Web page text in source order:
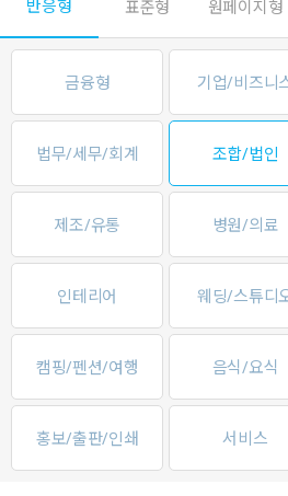
반응형 표준형 원페이지형
금융형 기업/비즈니
법무/세무/회계 조합/법인
제조/유통 병원/의료
인테리어 웨딩/스튜디
캠핑/펜션/여행 음식/요식
홍보/출판/인쇄 서비스